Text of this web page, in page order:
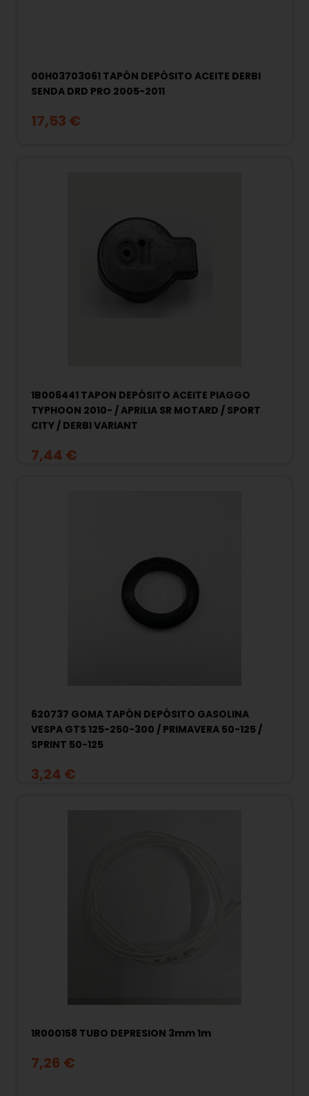
00H03703061 TAPÓN DEPÓSITO ACEITE DERBI
SENDA DRD PRO 2005-2011
17,53 €
1B006441 TAPON DEPÓSITO ACEITE PIAGGO
TYPHOON 2010- / APRILIA SR MOTARD / SPORT
CITY / DERBI VARIANT
7,44 €
620737 GOMA TAPÓN DEPÓSITO GASOLINA
VESPA GTS 125-250-300 / PRIMAVERA 50-125 /
SPRINT 50-125
3,24 €
1R000158 TUBO DEPRESION 3mm 1m
7,26 €